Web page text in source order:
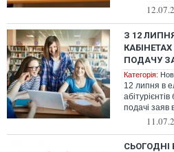
З 12
ПОДАЧУ
Категорія:
12 липня в
подачі заяв
СЬОГОДНІ